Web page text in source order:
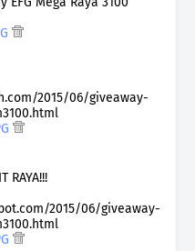
2015/06/giveaway-
RAYA!!!
2015/06/giveaway-